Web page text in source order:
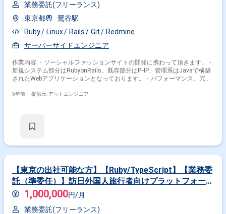
業務委託(フリーランス)
東京都
鶯谷駅
Ruby
Linux Rails Git
Redmine
サーバーサイドエンジニア
作業内容 ・ソーシャルファッションサイトの開発に携わって頂きます。・
新規システム部分はRubyonRails、既存部分はPHP、管理系はJavaで構築
されたWebアプリケーションとなっております。・パフォーマンス、冗長
の切り分けなど
5年前・ 提供元: アットエンジニア
【東京の出社可能な方】【Ruby/TypeScript】【業務委
託（準委任）】訪日外国人旅行者向けプラットフォーム
の開発1,000,000円/月
業務委託(フリーランス)